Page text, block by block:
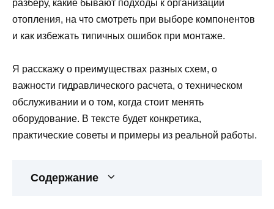
разберу, какие бывают подходы к организации
отопления, на что смотреть при выборе компонентов
и как избежать типичных ошибок при монтаже.
Я расскажу о преимуществах разных схем, о
важности гидравлического расчета, о техническом
обслуживании и о том, когда стоит менять
оборудование. В тексте будет конкретика,
практические советы и примеры из реальной работы.
Содержание